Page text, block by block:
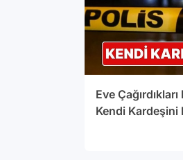
Eve
Kendi Kardeşini